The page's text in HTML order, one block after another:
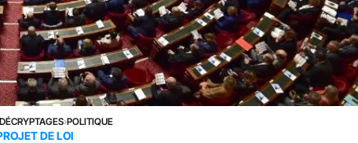
DÉCRYPTAGES›POLITIQUE
DE LOI